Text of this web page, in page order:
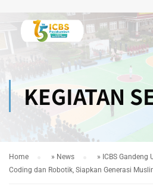
KEGIATAN
Home » News » ICBS Gandeng
Coding dan Robotik, Siapkan Generasi